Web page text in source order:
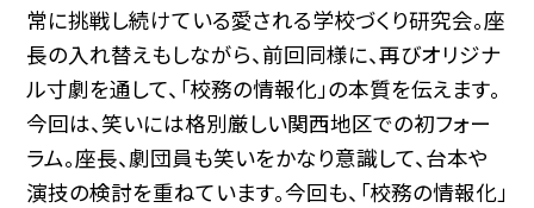
常に挑戦し続けている愛される学校づくり研究会。座
長の入れ替えもしながら、前回同様に、再びオリジナ
ル寸劇を通して、「校務の情報化」の本質を伝えます。
今回は、笑いには格別厳しい関西地区での初フォー
ラム。座長、劇団員も笑いをかなり意識して、台本や
演技の検討を重ねています。今回も、「校務の情報化」